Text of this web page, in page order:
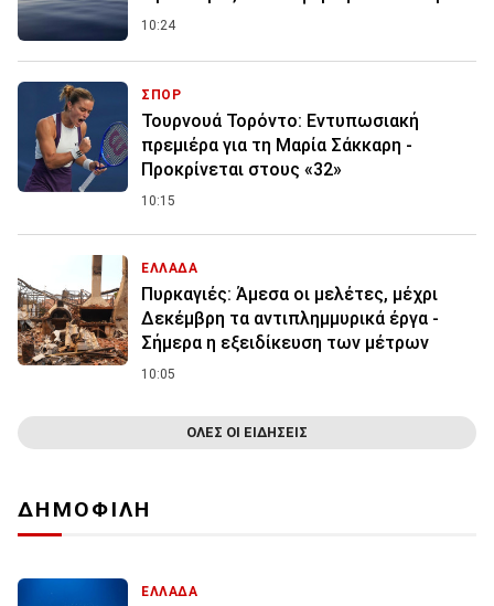
10:24
ΣΠΟΡ
Τουρνουά Τορόντο: Εντυπωσιακή
πρεμιέρα για τη Μαρία Σάκκαρη -
Προκρίνεται στους «32»
10:15
ΕΛΛΑΔΑ
Πυρκαγιές: Άμεσα οι μελέτες, μέχρι
Δεκέμβρη τα αντιπλημμυρικά έργα -
Σήμερα η εξειδίκευση των μέτρων
10:05
ΟΛΕΣ ΟΙ ΕΙΔΗΣΕΙΣ
ΔΗΜΟΦΙΛΗ
ΕΛΛΑΔΑ